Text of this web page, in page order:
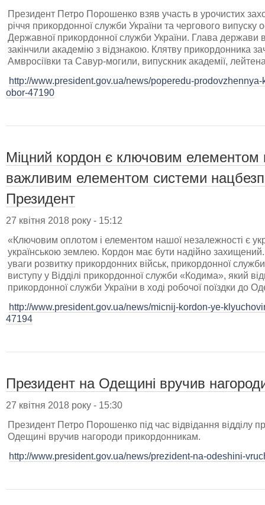
​Президент Петро Порошенко взяв участь в урочистих
річчя прикордонної служби України та чергового випуску
Державної прикордонної служби України. Глава держави
закінчили академію з відзнакою. Клятву прикордонника
Амвросіївки та Савур-могили, випускник академії,
http://www.president.gov.ua/news/poperedu-
obor-47190
Міцний кордон є ключовим елементом
важливим елементом системи
Президент
27 квітня 2018 року - 15:12
«Ключовим оплотом і елементом нашої незалежності є
українською землею. Кордон має бути надійно захищений.
уваги розвитку прикордонних військ, прикордонної
виступу у Відділі прикордонної служби «Кодима», який
прикордонної служби України в ході робочої поїздки до
http://www.president.gov.ua/news/micnij-kordon-ye-
47194
Президент на Одещині вручив
27 квітня 2018 року - 15:30
Президент Петро Порошенко під час відвідання відділу
Одещині вручив нагороди прикордонникам.
http://www.president.gov.ua/news/prezident-na-odeshini-